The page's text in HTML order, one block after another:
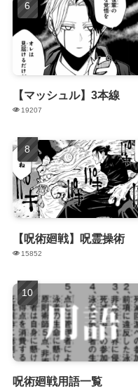
【マッシュル】3本線
19207
【呪術廻戦】呪霊操術
15852
呪術廻戦用語一覧